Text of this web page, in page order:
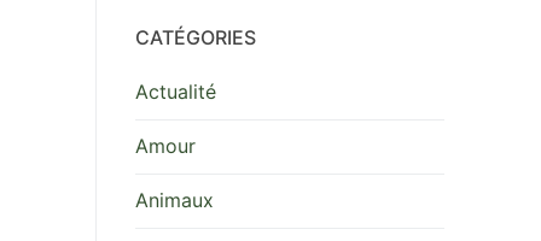
CATÉGORIES
Actualité
Amour
Animaux